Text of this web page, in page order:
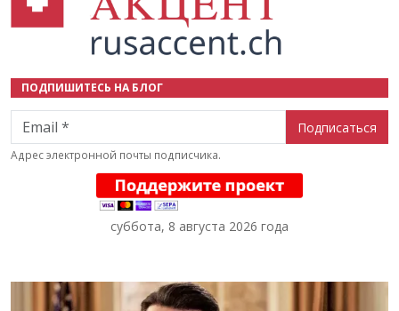
ПОДПИШИТЕСЬ НА БЛОГ
Email
Адрес электронной почты подписчика.
суббота, 8 августа 2026 года